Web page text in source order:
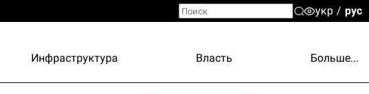
укр рус
Инфраструктура Власть Больше...